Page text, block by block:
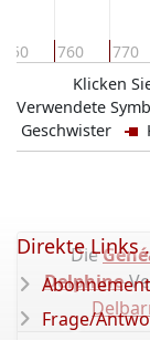
750 760 770
Klicken
Verwendete
Geschwister
Die
Delphine-
Direkte Links
Abonnement
Frage/